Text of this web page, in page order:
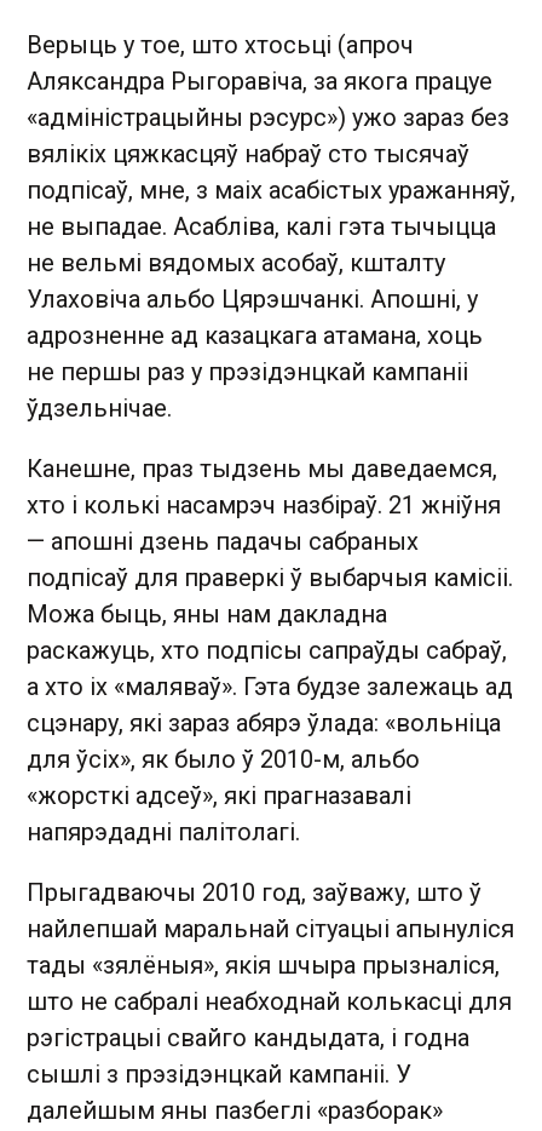
Верыць у тое, што хтосьці (апроч
Аляксандра Рыгоравіча, за якога працуе
«адміністрацыйны рэсурс») ужо зараз без
вялікіх цяжкасцяў набраў сто тысячаў
подпісаў, мне, з маіх асабістых уражанняў,
не выпадае. Асабліва, калі гэта тычыцца
не вельмі вядомых асобаў, кшталту
Улаховіча альбо Цярэшчанкі. Апошні, у
адрозненне ад казацкага атамана, хоць
не першы раз у прэзідэнцкай кампаніі
ўдзельнічае.
Канешне, праз тыдзень мы даведаемся,
хто і колькі насамрэч назбіраў. 21 жніўня
— апошні дзень падачы сабраных
подпісаў для праверкі ў выбарчыя камісіі.
Можа быць, яны нам дакладна
раскажуць, хто подпісы сапраўды сабраў,
а хто іх «маляваў». Гэта будзе залежаць ад
сцэнару, які зараз абярэ ўлада: «вольніца
для ўсіх», як было ў 2010-м, альбо
«жорсткі адсеў», які прагназавалі
напярэдадні палітолагі.
Прыгадваючы 2010 год, заўважу, што ў
найлепшай маральнай сітуацыі апынуліся
тады «зялёныя», якія шчыра прызналіся,
што не сабралі неабходнай колькасці для
рэгістрацыі свайго кандыдата, і годна
сышлі з прэзідэнцкай кампаніі. У
далейшым яны пазбеглі «разборак»